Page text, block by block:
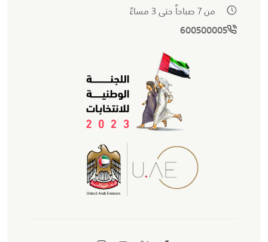
من 7 صباحاً حتى 3 مساءً
600500005